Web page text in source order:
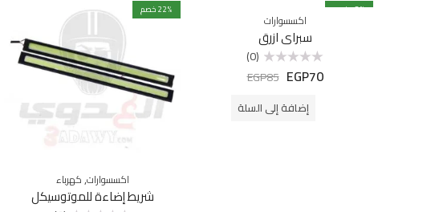
18% خصم
اكسسوارات
سبراي ازرق
التقييم
(0)
EGP70
EGP85
إضافة إلى السلة
22% خصم
اكسسوارات,كهرباء
شريط إضاءة للموتوسيكل